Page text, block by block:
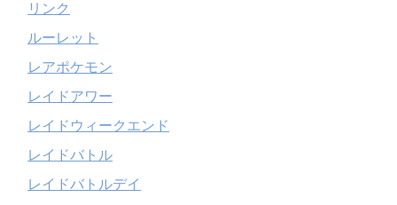
リンク
ルーレット
レアポケモン
レイドアワー
レイドウィークエンド
レイドバトル
レイドバトルデイ